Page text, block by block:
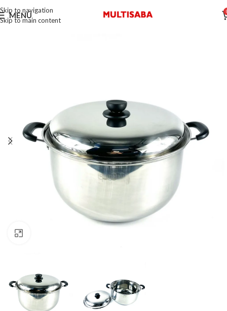
Skip to navigation
Skip to main content
MENÚ